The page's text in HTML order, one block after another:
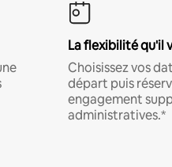
La flexibilité qu'il
Choisissez vos
départ puis
engagement
administratives.*